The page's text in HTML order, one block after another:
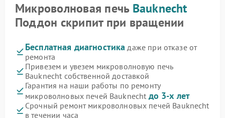
Микроволновая печь Bauknecht
Поддон скрипит при вращении
Бесплатная диагностика даже при отказе от
ремонта
Привезем и увезем микроволновую печь
Bauknecht собственной доставкой
Гарантия на наши работы по ремонту
микроволновых печей Bauknecht до 3-х лет
Срочный ремонт микроволновых печей Bauknecht
в течении часа